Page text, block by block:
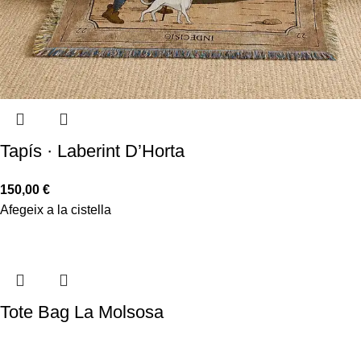
Tapís · Laberint D’Horta
150,00 €
Afegeix a la cistella
Tote Bag La Molsosa